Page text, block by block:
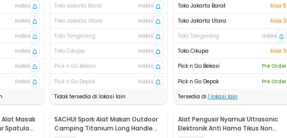
Habis
Habis
Habis
Habis
Habis
Habis
Toko Jakarta Barat
Habis
Toko Jakarta Utara
Habis
Toko Tangerang
Habis
Toko Cikupa
Habis
Pick n Go Bekasi
Habis
Pick n Go Depok
Habis
Tidak tersedia di lokasi lain
Toko Jakarta Barat
Sisa 5
Toko Jakarta Utara
Sisa 3
Toko Tangerang
Habis
Toko Cikupa
Sisa 3
Pick n Go Bekasi
Pre Order
Pick n Go Depok
Pre Order
Tersedia di 1 lokasi lain
Masak
Spatula
SACHUI Spork Alat Makan Outdoor
Camping Titanium Long Handle
Alat Pengusir Nyamuk Ultrasonic
Elektronik Anti Hama Tikus Non